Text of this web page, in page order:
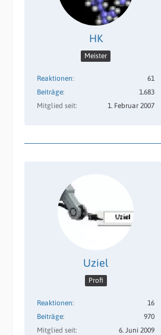
HK
Meister
Reaktionen
61
Beiträge
1.683
Mitglied seit
1. Februar 2007
Uziel
Profi
Reaktionen
16
Beiträge
970
Mitglied seit
6. Juni 2009